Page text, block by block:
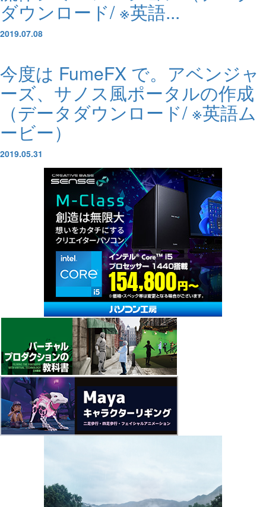
ダウンロード/ ※英語...
2019.07.08
今度は FumeFX で。アベンジャ
ーズ、サノス風ポータルの作成
（データダウンロード/ ※英語ム
ービー）
2019.05.31